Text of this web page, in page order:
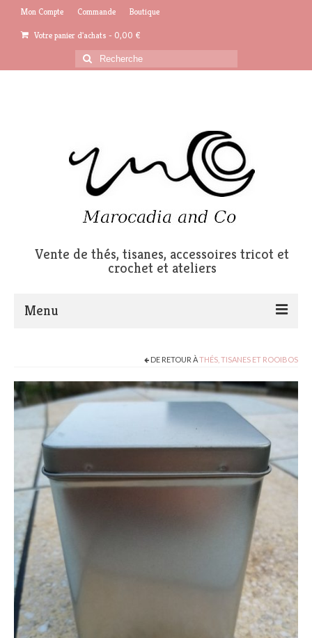
Mon Compte Commande Boutique
Votre panier d'achats - 0,00 €
Rechercher
:
Vente de thés, tisanes, accessoires tricot et
crochet et ateliers
Menu
Ateliers Tricot crochet
Le Blog…
Boutique
Contact
DE RETOUR ÀTHÉS, TISANES ET ROOIBOS